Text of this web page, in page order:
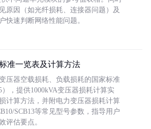
原因（如光纤损耗、连接器问题）及
快速判断网络性能问题。
准一览表及计算方法
压器空载损耗、负载损耗的国家标准
），提供1000kVA变压器损耗计算实
计算方法，并附电力变压器损耗计算
SCB13等常见型号参数，指导用户
评估要点。